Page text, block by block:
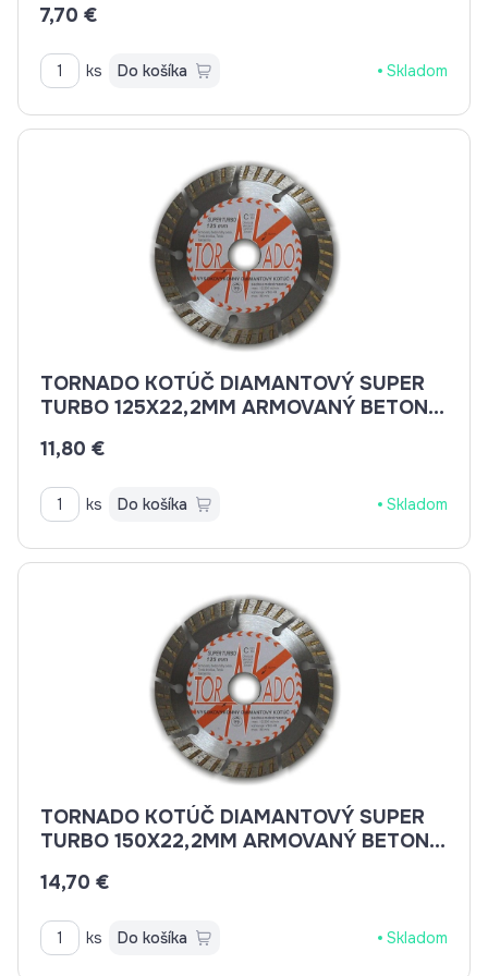
7,70 €
ks Do košíka Skladom
TORNADO KOTÚČ DIAMANTOVÝ SUPER
TURBO 125X22,2MM ARMOVANÝ BETON,
11,80 €
ks Do košíka Skladom
TORNADO KOTÚČ DIAMANTOVÝ SUPER
TURBO 150X22,2MM ARMOVANÝ BETON,
14,70 €
ks Do košíka Skladom